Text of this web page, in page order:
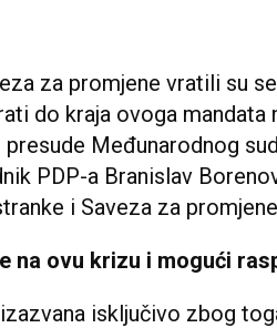
za promjene vratili su
do kraja ovoga mandata
Međunarodnog
PDP-a Branislav
i Saveza za
na ovu krizu i mogući
isključivo zbog